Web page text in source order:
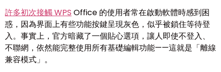
許多初次接觸 WPS Office 的使用者常在啟動軟體時感到困
惑，因為界面上有些功能按鍵呈現灰色，似乎被鎖住等待登
入。事實上，官方暗藏了一個貼心選項，讓人即使不登入、
不聯網，依然能完整使用所有基礎編輯功能——這就是「離線
兼容模式」。